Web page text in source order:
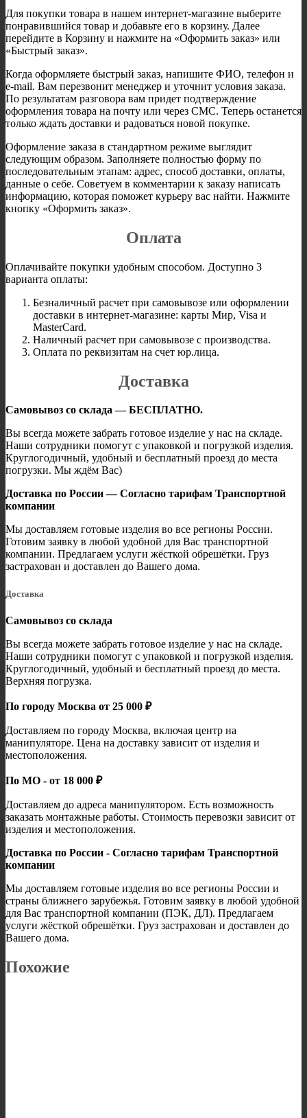
Для покупки товара в нашем интернет-магазине выберите
понравившийся товар и добавьте его в корзину. Далее
перейдите в Корзину и нажмите на «Оформить заказ» или
«Быстрый заказ».
Когда оформляете быстрый заказ, напишите ФИО, телефон и
e-mail. Вам перезвонит менеджер и уточнит условия заказа.
По результатам разговора вам придет подтверждение
оформления товара на почту или через СМС. Теперь останется
только ждать доставки и радоваться новой покупке.
Оформление заказа в стандартном режиме выглядит
следующим образом. Заполняете полностью форму по
последовательным этапам: адрес, способ доставки, оплаты,
данные о себе. Советуем в комментарии к заказу написать
информацию, которая поможет курьеру вас найти. Нажмите
кнопку «Оформить заказ».
Оплата
Оплачивайте покупки удобным способом. Доступно 3
варианта оплаты:
Безналичный расчет при самовывозе или оформлении
доставки в интернет-магазине: карты Мир, Visa и
MasterCard.
Наличный расчет при самовывозе с производства.
Оплата по реквизитам на счет юр.лица.
Доставка
Самовывоз со склада — БЕСПЛАТНО.
Вы всегда можете забрать готовое изделие у нас на складе.
Наши сотрудники помогут с упаковкой и погрузкой изделия.
Круглогодичный, удобный и бесплатный проезд до места
погрузки. Мы ждём Вас)
Доставка по России — Согласно тарифам Транспортной
компании
Мы доставляем готовые изделия во все регионы России.
Готовим заявку в любой удобной для Вас транспортной
компании. Предлагаем услуги жёсткой обрешётки. Груз
застрахован и доставлен до Вашего дома.
Доставка
Самовывоз со склада
Вы всегда можете забрать готовое изделие у нас на складе.
Наши сотрудники помогут с упаковкой и погрузкой изделия.
Круглогодичный, удобный и бесплатный проезд до места.
Верхняя погрузка.
По городу Москва от 25 000 ₽
Доставляем по городу Москва, включая центр на
манипуляторе. Цена на доставку зависит от изделия и
местоположения.
По МО - от 18 000 ₽
Доставляем до адреса манипулятором. Есть возможность
заказать монтажные работы. Стоимость перевозки зависит от
изделия и местоположения.
Доставка по России - Согласно тарифам Транспортной
компании
Мы доставляем готовые изделия во все регионы России и
страны ближнего зарубежья. Готовим заявку в любой удобной
для Вас транспортной компании (ПЭК, ДЛ). Предлагаем
услуги жёсткой обрешётки. Груз застрахован и доставлен до
Вашего дома.
Похожие